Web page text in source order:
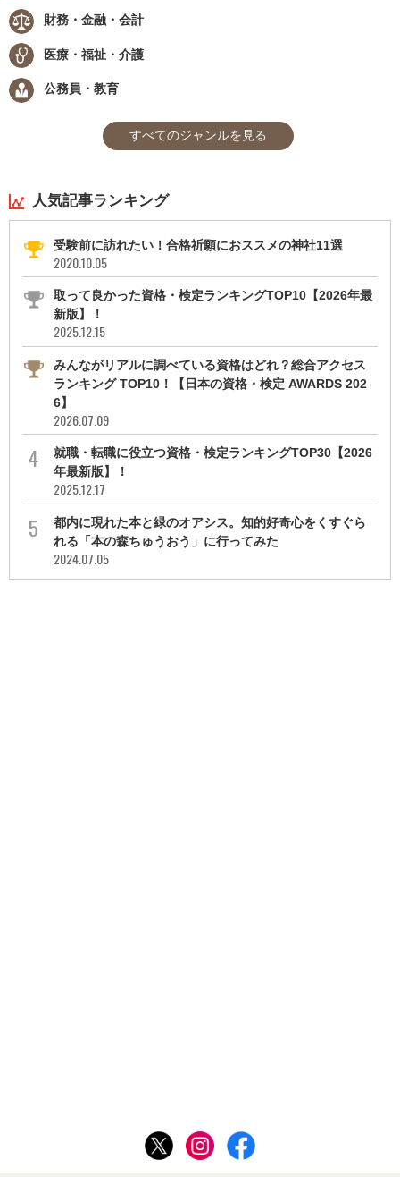
財務・金融・会計
医療・福祉・介護
公務員・教育
すべてのジャンルを見る
人気記事ランキング
受験前に訪れたい！合格祈願におススメの神社11選
2020.10.05
取って良かった資格・検定ランキングTOP10【2026年最
新版】！
2025.12.15
みんながリアルに調べている資格はどれ？総合アクセス
ランキング TOP10！【日本の資格・検定 AWARDS 202
6】
2026.07.09
就職・転職に役立つ資格・検定ランキングTOP30【2026
年最新版】！
2025.12.17
都内に現れた本と緑のオアシス。知的好奇心をくすぐら
れる「本の森ちゅうおう」に行ってみた
2024.07.05